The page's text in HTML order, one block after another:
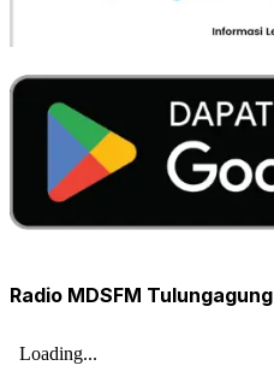
Radio MDSFM Tulungagung